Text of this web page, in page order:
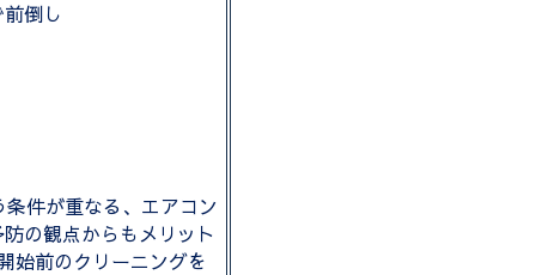
倒し
件が重なる、エアコン
の観点からもメリット
始前のクリーニングを